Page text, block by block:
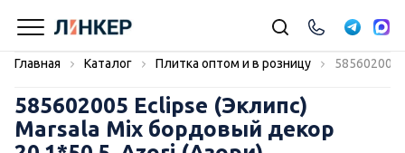
Главная Каталог Плитка оптом и в розницу 585602005
585602005 Eclipse (Эклипс)
Marsala Mix бордовый декор